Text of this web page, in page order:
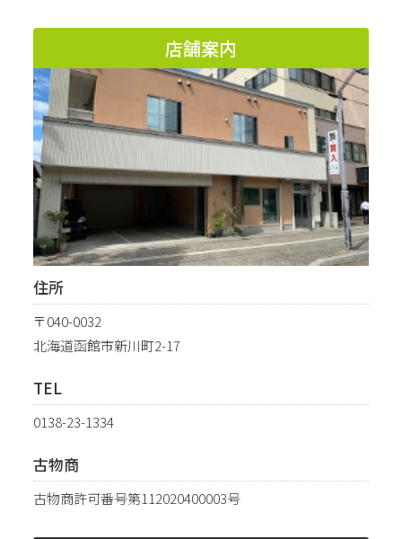
店舗案内
住所
〒040-0032
北海道函館市新川町2-17
TEL
0138-23-1334
古物商
古物商許可番号第112020400003号